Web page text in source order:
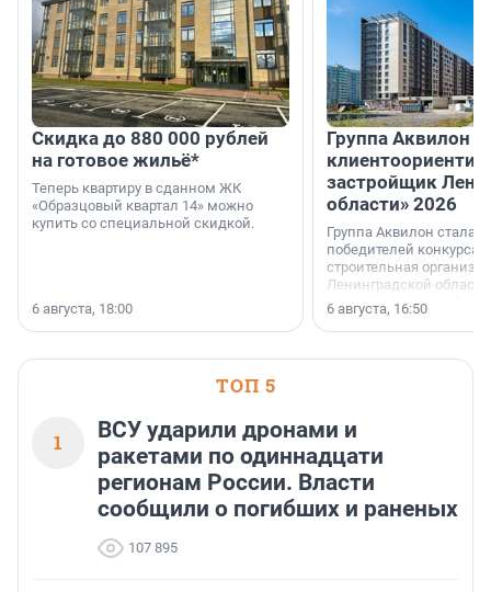
Скидка до 880 000 рублей
на готовое жильё*
Теперь квартиру в сданном ЖК
«Образцовый квартал 14» можно
купить со специальной скидкой.
6 августа, 18:00
Группа Аквилон
застройщик
области» 2026
Группа Аквилон стала
победителей конкурса
строительная
Ленинградской области
номинации «Самый
застройщик
области».
6 августа, 16:50
ТОП 5
1
ВСУ ударили дронами и
ракетами по одиннадцати
регионам России. Власти
сообщили о погибших и раненых
107 895